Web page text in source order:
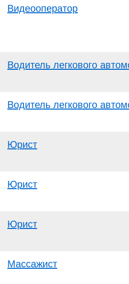
Видеооператор
Водитель легкового
Водитель легкового
Юрист
Юрист
Юрист
Массажист